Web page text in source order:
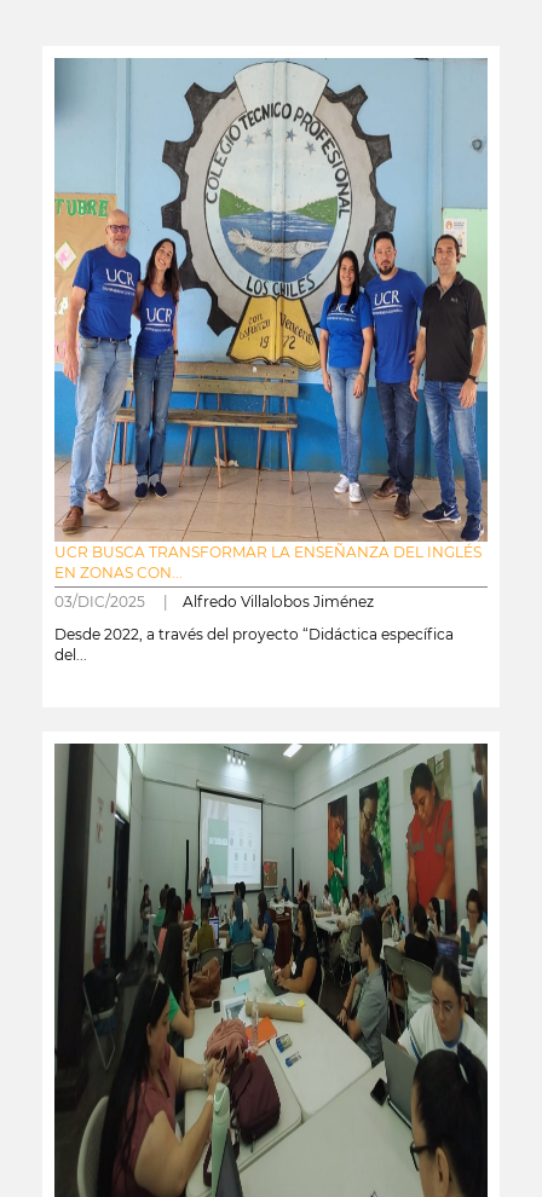
UCR BUSCA TRANSFORMAR LA ENSEÑANZA DEL INGLÉS
EN ZONAS CON...
03/DIC/2025 | Alfredo Villalobos Jiménez
Desde 2022, a través del proyecto “Didáctica específica
del...